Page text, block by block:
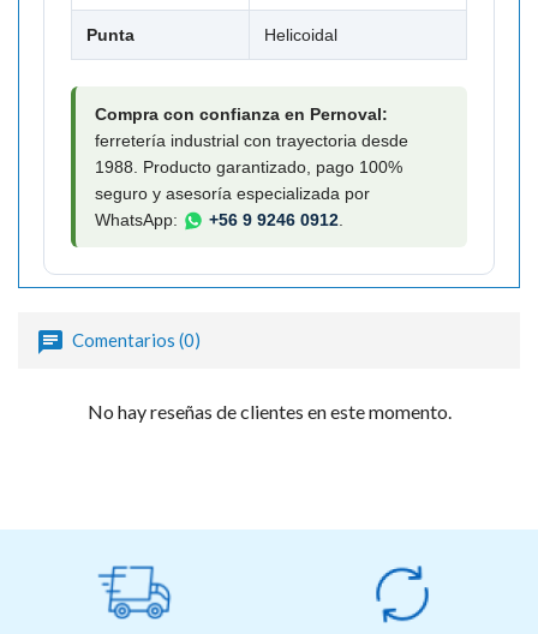
Punta Helicoidal
Compra con confianza en Pernoval:
ferretería industrial con trayectoria desde
1988. Producto garantizado, pago 100%
seguro y asesoría especializada por
WhatsApp:
+56 9 9246 0912
Comentarios (0)
No hay reseñas de clientes en este momento.